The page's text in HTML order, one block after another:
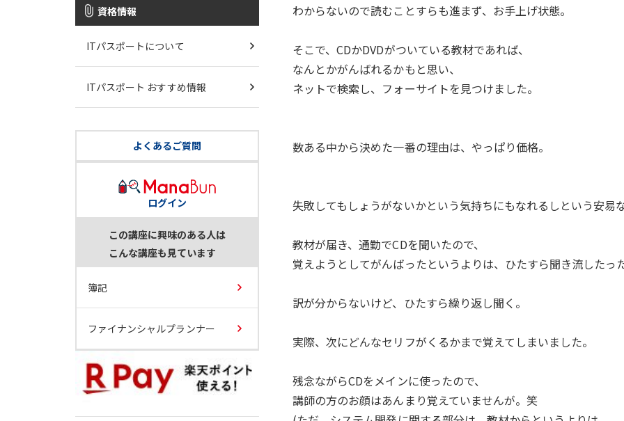
わからないので読むことすらも進まず、お手上げ状態。
そこで、CDかDVDがついている教材であれば、
なんとかがんばれるかもと思い、
ネットで検索し、フォーサイトを見つけました。
数ある中から決めた一番の理由は、やっぱり価格。
失敗してもしょうがないかという気持ちにもなれるしという安易
教材が届き、通勤でCDを聞いたので、
覚えようとしてがんばったというよりは、ひたすら聞き流したっ
訳が分からないけど、ひたすら繰り返し聞く。
実際、次にどんなセリフがくるかまで覚えてしまいました。
残念ながらCDをメインに使ったので、
講師の方のお顔はあんまり覚えていませんが。笑
資格情報
ITパスポートについて
ITパスポート おすすめ情報
よくあるご質問
ログイン
この講座に興味のある人は
こんな講座も見ています
簿記
ファイナンシャルプランナー